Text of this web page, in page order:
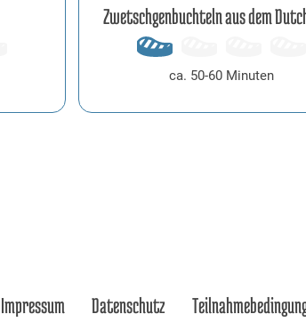
Zwetschgenbuchteln aus dem
ca. 50-60 Minuten
Impressum Datenschutz